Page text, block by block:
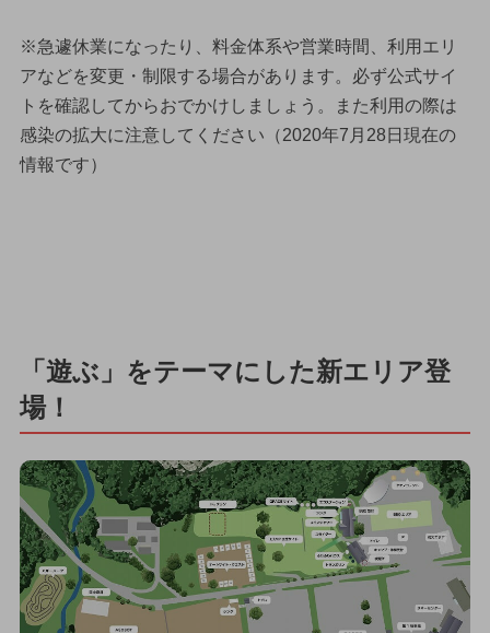
※急遽休業になったり、料金体系や営業時間、利用エリ
アなどを変更・制限する場合があります。必ず公式サイ
トを確認してからおでかけしましょう。また利用の際は
感染の拡大に注意してください（2020年7月28日現在の
情報です）
「遊ぶ」をテーマにした新エリア登
場！